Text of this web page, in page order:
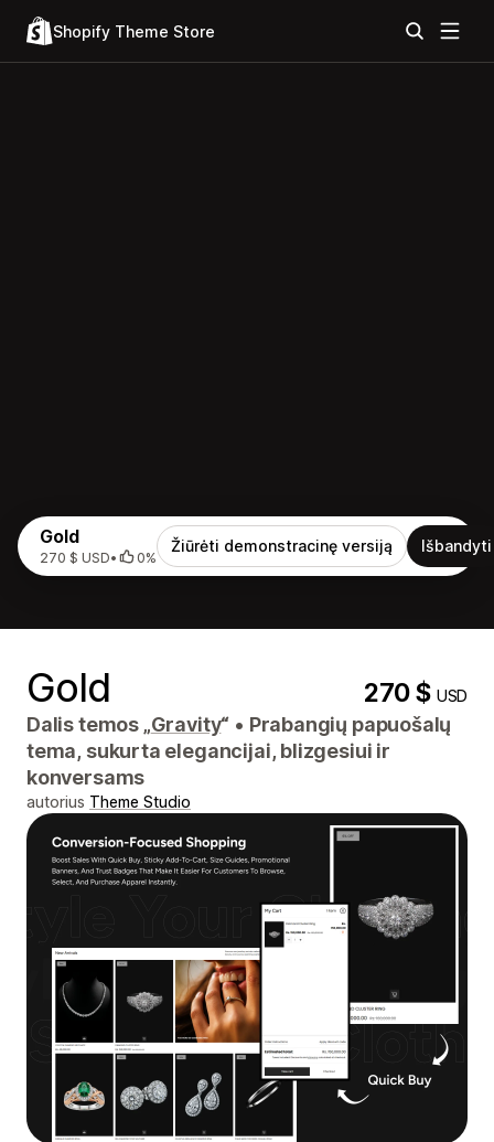
Shopify Theme Store
Gold
270 $ USD• 0%
Žiūrėti demonstracinę versiją Išbandyti
Gold 270 $USD
Dalis temos „Gravity“ • Prabangių papuošalų
tema, sukurta elegancijai, blizgesiui ir
konversams
autorius Theme Studio